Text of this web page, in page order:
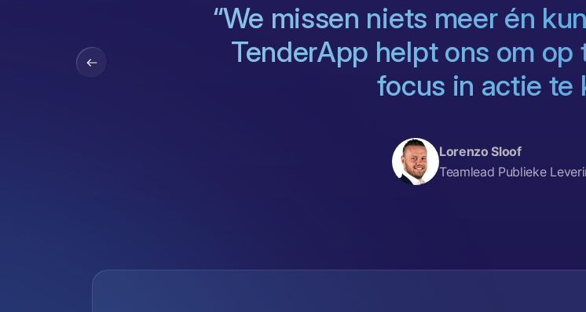
“We missen niets meer én
TenderApp helpt ons om
focus in actie te
Lorenzo Sloof
Teamlead Publieke